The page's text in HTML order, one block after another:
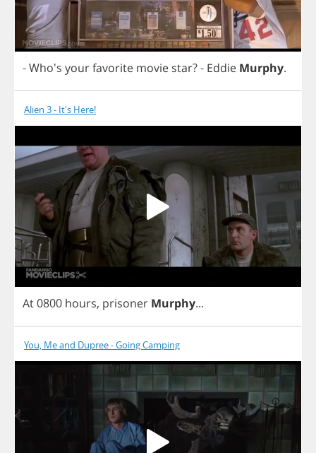
- Who's yourfavorite movie star?- Eddie Murphy.
Alien 3 - It's Here!
At0800 hours, prisoner Murphy...
You, Me and Dupree - Going Camping